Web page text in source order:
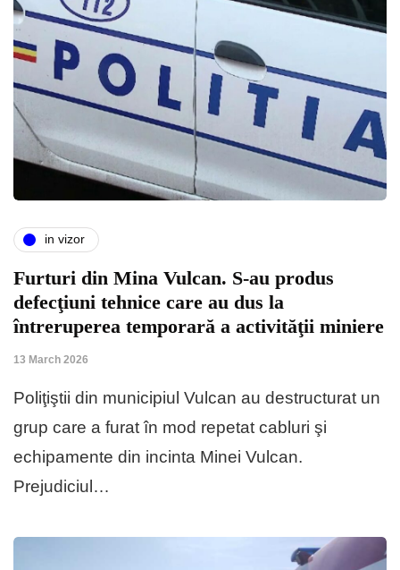
in vizor
Furturi din Mina Vulcan. S-au produs
defecţiuni tehnice care au dus la
întreruperea temporară a activităţii miniere
13 March 2026
Poliţiştii din municipiul Vulcan au destructurat un
grup care a furat în mod repetat cabluri şi
echipamente din incinta Minei Vulcan.
Prejudiciul…